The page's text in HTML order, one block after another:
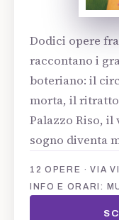
Dodici opere
raccontano i
boteriano: il
morta, il
Palazzo Riso, il
sogno diventa
12 OPERE · VIA
INFO E ORARI: